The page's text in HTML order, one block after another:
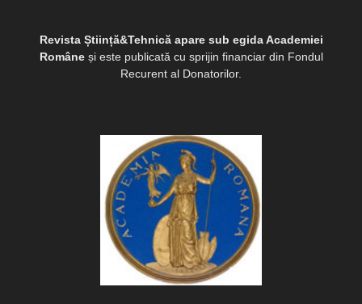
Revista Știință&Tehnică apare sub egida Academiei
Româneși este publicată cu sprijin financiar din Fondul
Recurent al Donatorilor.